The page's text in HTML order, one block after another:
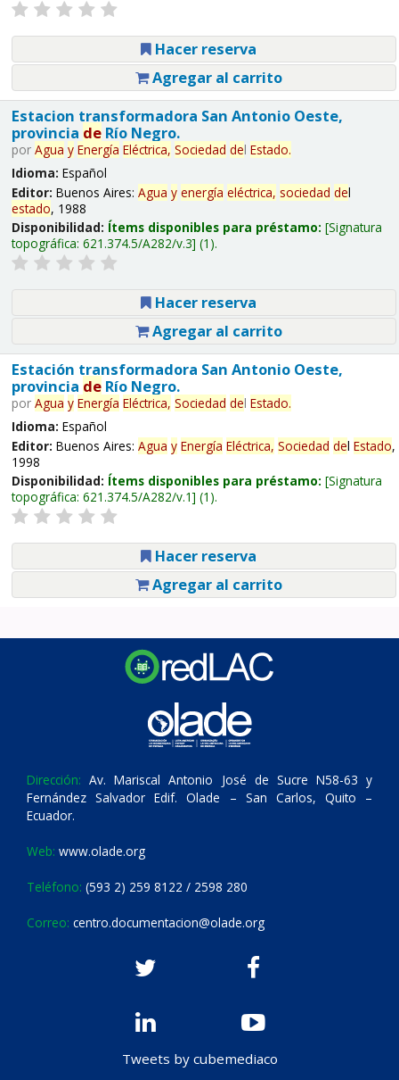
Hacer reserva
Agregar al carrito
Estacion transformadora San Antonio Oeste,
provincia deRío Negro.
por Agua y Energía Eléctrica, Sociedad del Estado.
Idioma: Español
Editor: Buenos Aires: Agua y energía eléctrica, sociedad del
estado, 1988
Disponibilidad: Ítems disponibles para préstamo: Signatura
topográfica: 621.374.5/A282/v.3 (1).
Hacer reserva
Agregar al carrito
Estación transformadora San Antonio Oeste,
provincia deRío Negro.
por Agua y Energía Eléctrica, Sociedad del Estado.
Idioma: Español
Editor: Buenos Aires: Agua y Energía Eléctrica, Sociedad del Estado,
1998
Disponibilidad: Ítems disponibles para préstamo: Signatura
topográfica: 621.374.5/A282/v.1 (1).
Hacer reserva
Agregar al carrito
Dirección: Av. Mariscal Antonio José de Sucre N58-63 y
Fernández Salvador Edif. Olade – San Carlos, Quito –
Ecuador.
Web: www.olade.org
Teléfono: (593 2) 259 8122 / 2598 280
Correo: centro.documentacion@olade.org
Tweets by cubemediaco